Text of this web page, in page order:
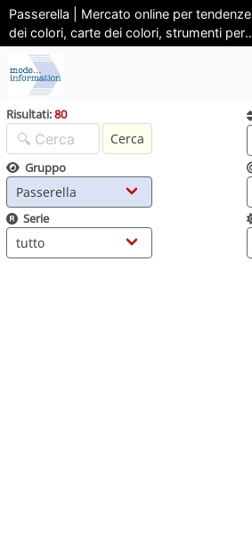
Passerella | Mercato online per tendenze
dei colori, carte dei colori, strumenti per i
colori | Previsioni e analisi
Risultati:80
Cerca
Gruppo
Serie